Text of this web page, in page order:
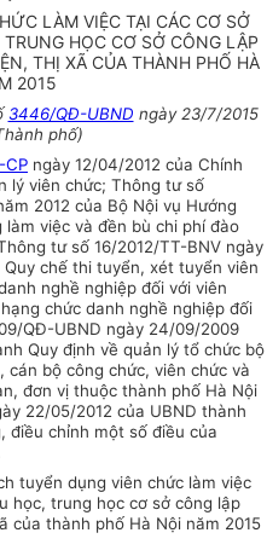
LÀM VIỆC TẠI CÁC CƠ SỞ
HỌC CƠ SỞ CÔNG LẬP
THỊ XÃ CỦA THÀNH PHỐ HÀ
2015
3446/QĐ-UBND ngày 23/7/2015
phố)
CP ngày 12/04/2012 của Chính
lý viên chức; Thông tư số
ăm 2012 của Bộ Nội vụ Hướng
việc và đền bù chi phí đào
tư số 16/2012/TT-BNV ngày
Quy chế thi tuyển, xét tuyển viên
nghề nghiệp đối với viên
chức danh nghề nghiệp đối
QĐ-UBND ngày 24/09/2009
Quy định về quản lý tổ chức bộ
cán bộ công chức, viên chức và
đơn vị thuộc thành phố Hà Nội
22/05/2012 của UBND thành
điều chỉnh một số điều của
tuyển dụng viên chức làm việc
học, trung học cơ sở công lập
của thành phố Hà Nội năm 2015